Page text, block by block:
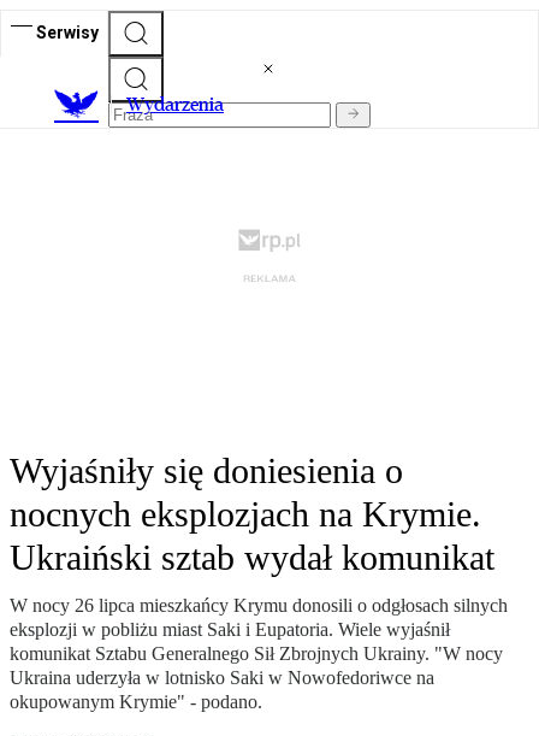
Serwisy
Wydarzenia
Wyjaśniły się doniesienia o
nocnych eksplozjach na Krymie.
Ukraiński sztab wydał komunikat
W nocy 26 lipca mieszkańcy Krymu donosili o odgłosach silnych
eksplozji w pobliżu miast Saki i Eupatoria. Wiele wyjaśnił
komunikat Sztabu Generalnego Sił Zbrojnych Ukrainy. "W nocy
Ukraina uderzyła w lotnisko Saki w Nowofedoriwce na
okupowanym Krymie" - podano.